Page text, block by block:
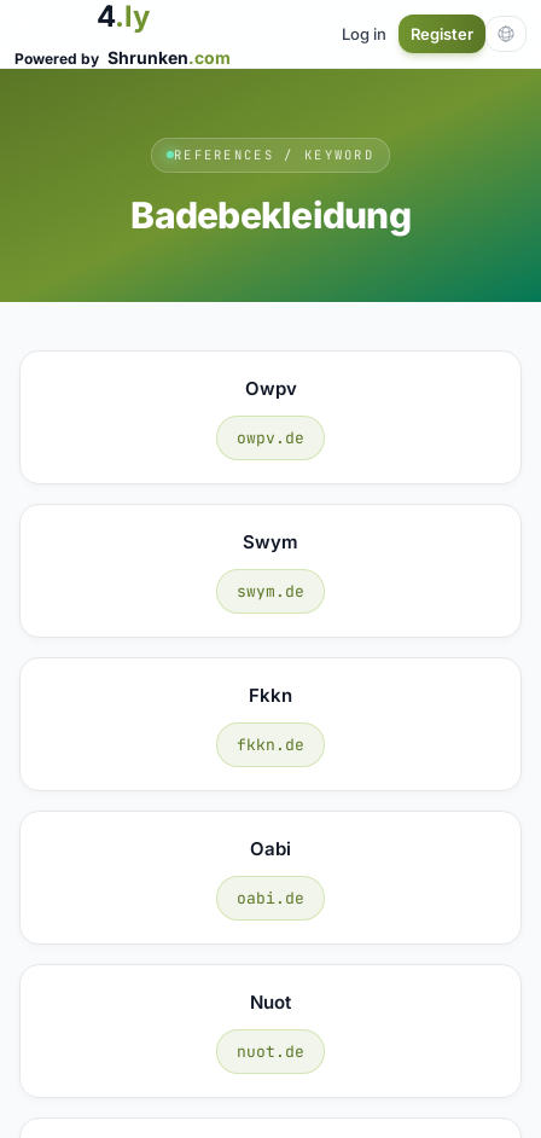
4.ly
Powered by Shrunken.com
Log in Register
REFERENCES / KEYWORD
Badebekleidung
Owpv
owpv.de
Swym
swym.de
Fkkn
fkkn.de
Oabi
oabi.de
Nuot
nuot.de